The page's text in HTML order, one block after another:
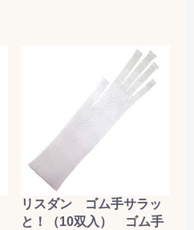
リスダン ゴム手サラッ
と！（10双入） ゴム手